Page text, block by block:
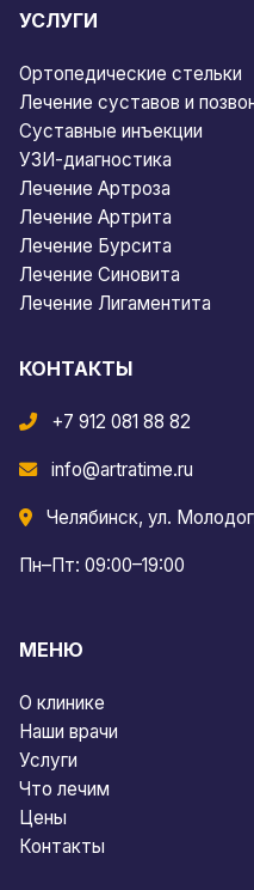
УСЛУГИ
Ортопедические стельки
Лечение суставов и
Суставные инъекции
УЗИ-диагностика
Лечение Артроза
Лечение Артрита
Лечение Бурсита
Лечение Синовита
Лечение Лигаментита
КОНТАКТЫ
+7 912 081 88 82
info@artratime.ru
Челябинск, ул.
Пн–Пт: 09:00–19:00
МЕНЮ
О клинике
Наши врачи
Услуги
Что лечим
Цены
Контакты